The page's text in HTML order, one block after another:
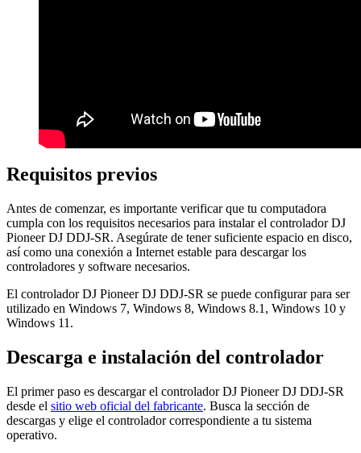
Requisitos previos
Antes de comenzar, es importante verificar que tu computadora
cumpla con los requisitos necesarios para instalar el controlador DJ
Pioneer DJ DDJ-SR. Asegúrate de tener suficiente espacio en disco,
así como una conexión a Internet estable para descargar los
controladores y software necesarios.
El controlador DJ Pioneer DJ DDJ-SR se puede configurar para ser
utilizado en Windows 7, Windows 8, Windows 8.1, Windows 10 y
Windows 11.
Descarga e instalación del controlador
El primer paso es descargar el controlador DJ Pioneer DJ DDJ-SR
desde el sitio web oficial del fabricante. Busca la sección de
descargas y elige el controlador correspondiente a tu sistema
operativo.